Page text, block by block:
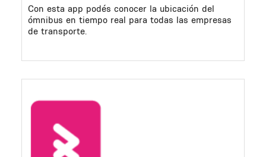
Con esta app podés conocer la ubicación del
ómnibus en tiempo real para todas las empresas
de transporte.